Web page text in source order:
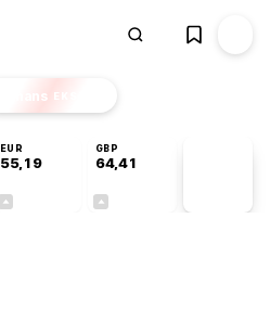
Finans EKSTRA
EUR
55,19
GBP
64,41